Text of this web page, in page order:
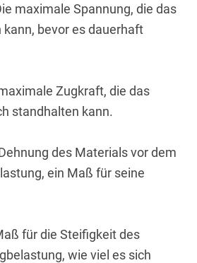
maximale Spannung, die das
bevor es dauerhaft
Zugkraft, die das
standhalten kann.
des Materials vor dem
ein Maß für seine
für die Steifigkeit des
wie viel es sich